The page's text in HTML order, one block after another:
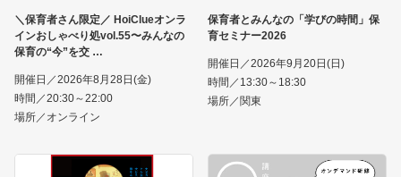
＼保育者さん限定／ HoiClueオンラ
インおしゃべり処vol.55〜みんなの
保育の“今”を交
開催日／2026年8月28日(金)
時間／20:30～22:00
場所／オンライン
保育者とみんなの「学びの時間」保
育セミナー2026
開催日／2026年9月20日(日)
時間／13:30～18:30
場所／関東